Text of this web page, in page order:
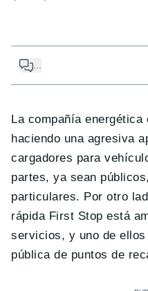
...
La compañía
haciendo una agresiva
cargadores para
partes, ya sean
particulares. Por otro
rápida First Stop está
servicios, y uno de
pública de puntos de